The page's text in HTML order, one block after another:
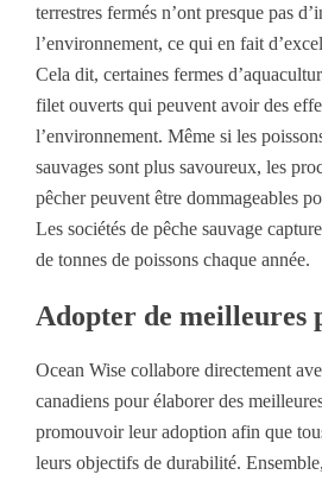
terrestres fermés n’ont presque pas
l’environnement, ce qui en fait
Cela dit, certaines fermes
filet ouverts qui peuvent avoir des
l’environnement. Même si les
sauvages sont plus savoureux, les
pêcher peuvent être dommageables
Les sociétés de pêche sauvage
de tonnes de poissons chaque année.
Adopter de meilleures
Ocean Wise collabore directement
canadiens pour élaborer des
promouvoir leur adoption afin que
leurs objectifs de durabilité.